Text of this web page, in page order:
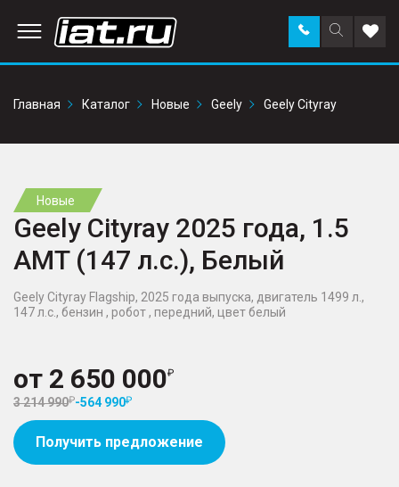
Поиск
по
Заказать
звонок в
Главная
Каталог Новые Geely Geely Cityray
Новые
Geely Cityray 2025 года, 1.5
AMT (147 л.с.), Белый
Geely Cityray Flagship, 2025 года выпуска, двигатель 1499 л.,
147 л.с., бензин , робот , передний, цвет белый
от 2 650 000
3 214 990 -564 990
Получить предложение